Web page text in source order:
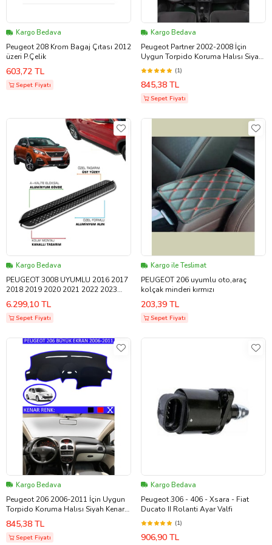
Kargo Bedava
Peugeot 208 Krom Bagaj Çıtası 2012
üzeri P.Çelik
603,72 TL
Sepet Fiyatı
Kargo Bedava
Peugeot Partner 2002-2008 İçin
Uygun Torpido Koruma Halısı Siyah
Kenar Renk Siyah
(1)
845,38 TL
Sepet Fiyatı
Kargo Bedava
PEUGEOT 3008 UYUMLU 2016 2017
2018 2019 2020 2021 2022 2023
2024 ARACA ÖZEL YAN BASAMAK
6.299,10 TL
Sepet Fiyatı
Kargo ile Teslimat
PEUGEOT 206 uyumlu oto,araç
kolçak minderi kırmızı
203,39 TL
Sepet Fiyatı
Kargo Bedava
Peugeot 206 2006-2011 İçin Uygun
Torpido Koruma Halısı Siyah Kenar
Renk Mavi
845,38 TL
Sepet Fiyatı
Kargo Bedava
Peugeot 306 - 406 - Xsara - Fiat
Ducato II Rolanti Ayar Valfi
(1)
906,90 TL